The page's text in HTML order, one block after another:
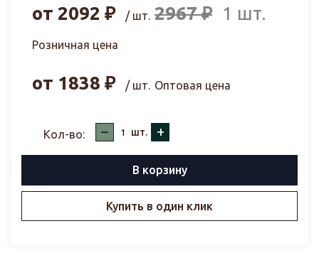
от 2092 ₽ / шт. 2967₽ 1 шт.
Розничная цена
от 1838 ₽ / шт. Оптовая цена
Кол-во: – шт. +
В корзину
Купить в один клик